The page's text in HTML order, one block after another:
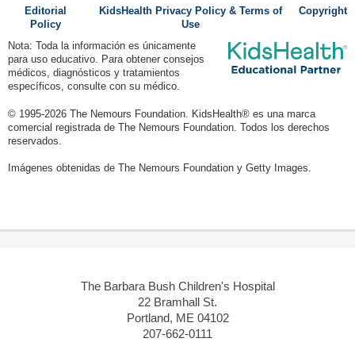
Editorial
Policy
KidsHealth Privacy Policy & Terms of
Use
Copyright
Nota: Toda la información es únicamente
para uso educativo. Para obtener consejos
médicos, diagnósticos y tratamientos
específicos, consulte con su médico.
© 1995-2026 The Nemours Foundation. KidsHealth® es una marca
comercial registrada de The Nemours Foundation. Todos los derechos
reservados.
Imágenes obtenidas de The Nemours Foundation y Getty Images.
The Barbara Bush Children's Hospital
22 Bramhall St.
Portland, ME 04102
207-662-0111